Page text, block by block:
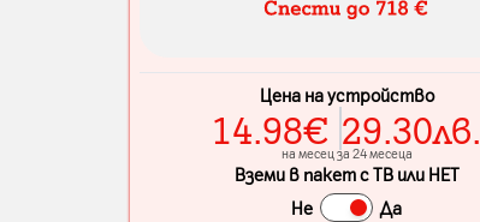
Цена на устройство
14.98€ 29.30лв.
на месец за 24 месеца
Вземи в пакет с ТВ или НЕТ
Не
Да